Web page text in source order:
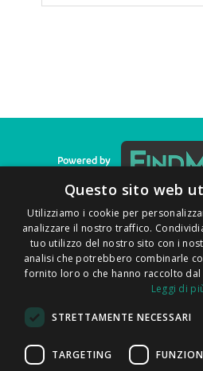
Powered by
Informativa sulla privacy|
Puoi trovarci
Questo sito web
Utilizziamo i cookie per
analizzare il nostro traffico.
tuo utilizzo del nostro sito con i
analisi che potrebbero combinarle
fornito loro o che hanno raccolto
Leggi di
STRETTAMENTE NECESSARI
TARGETING